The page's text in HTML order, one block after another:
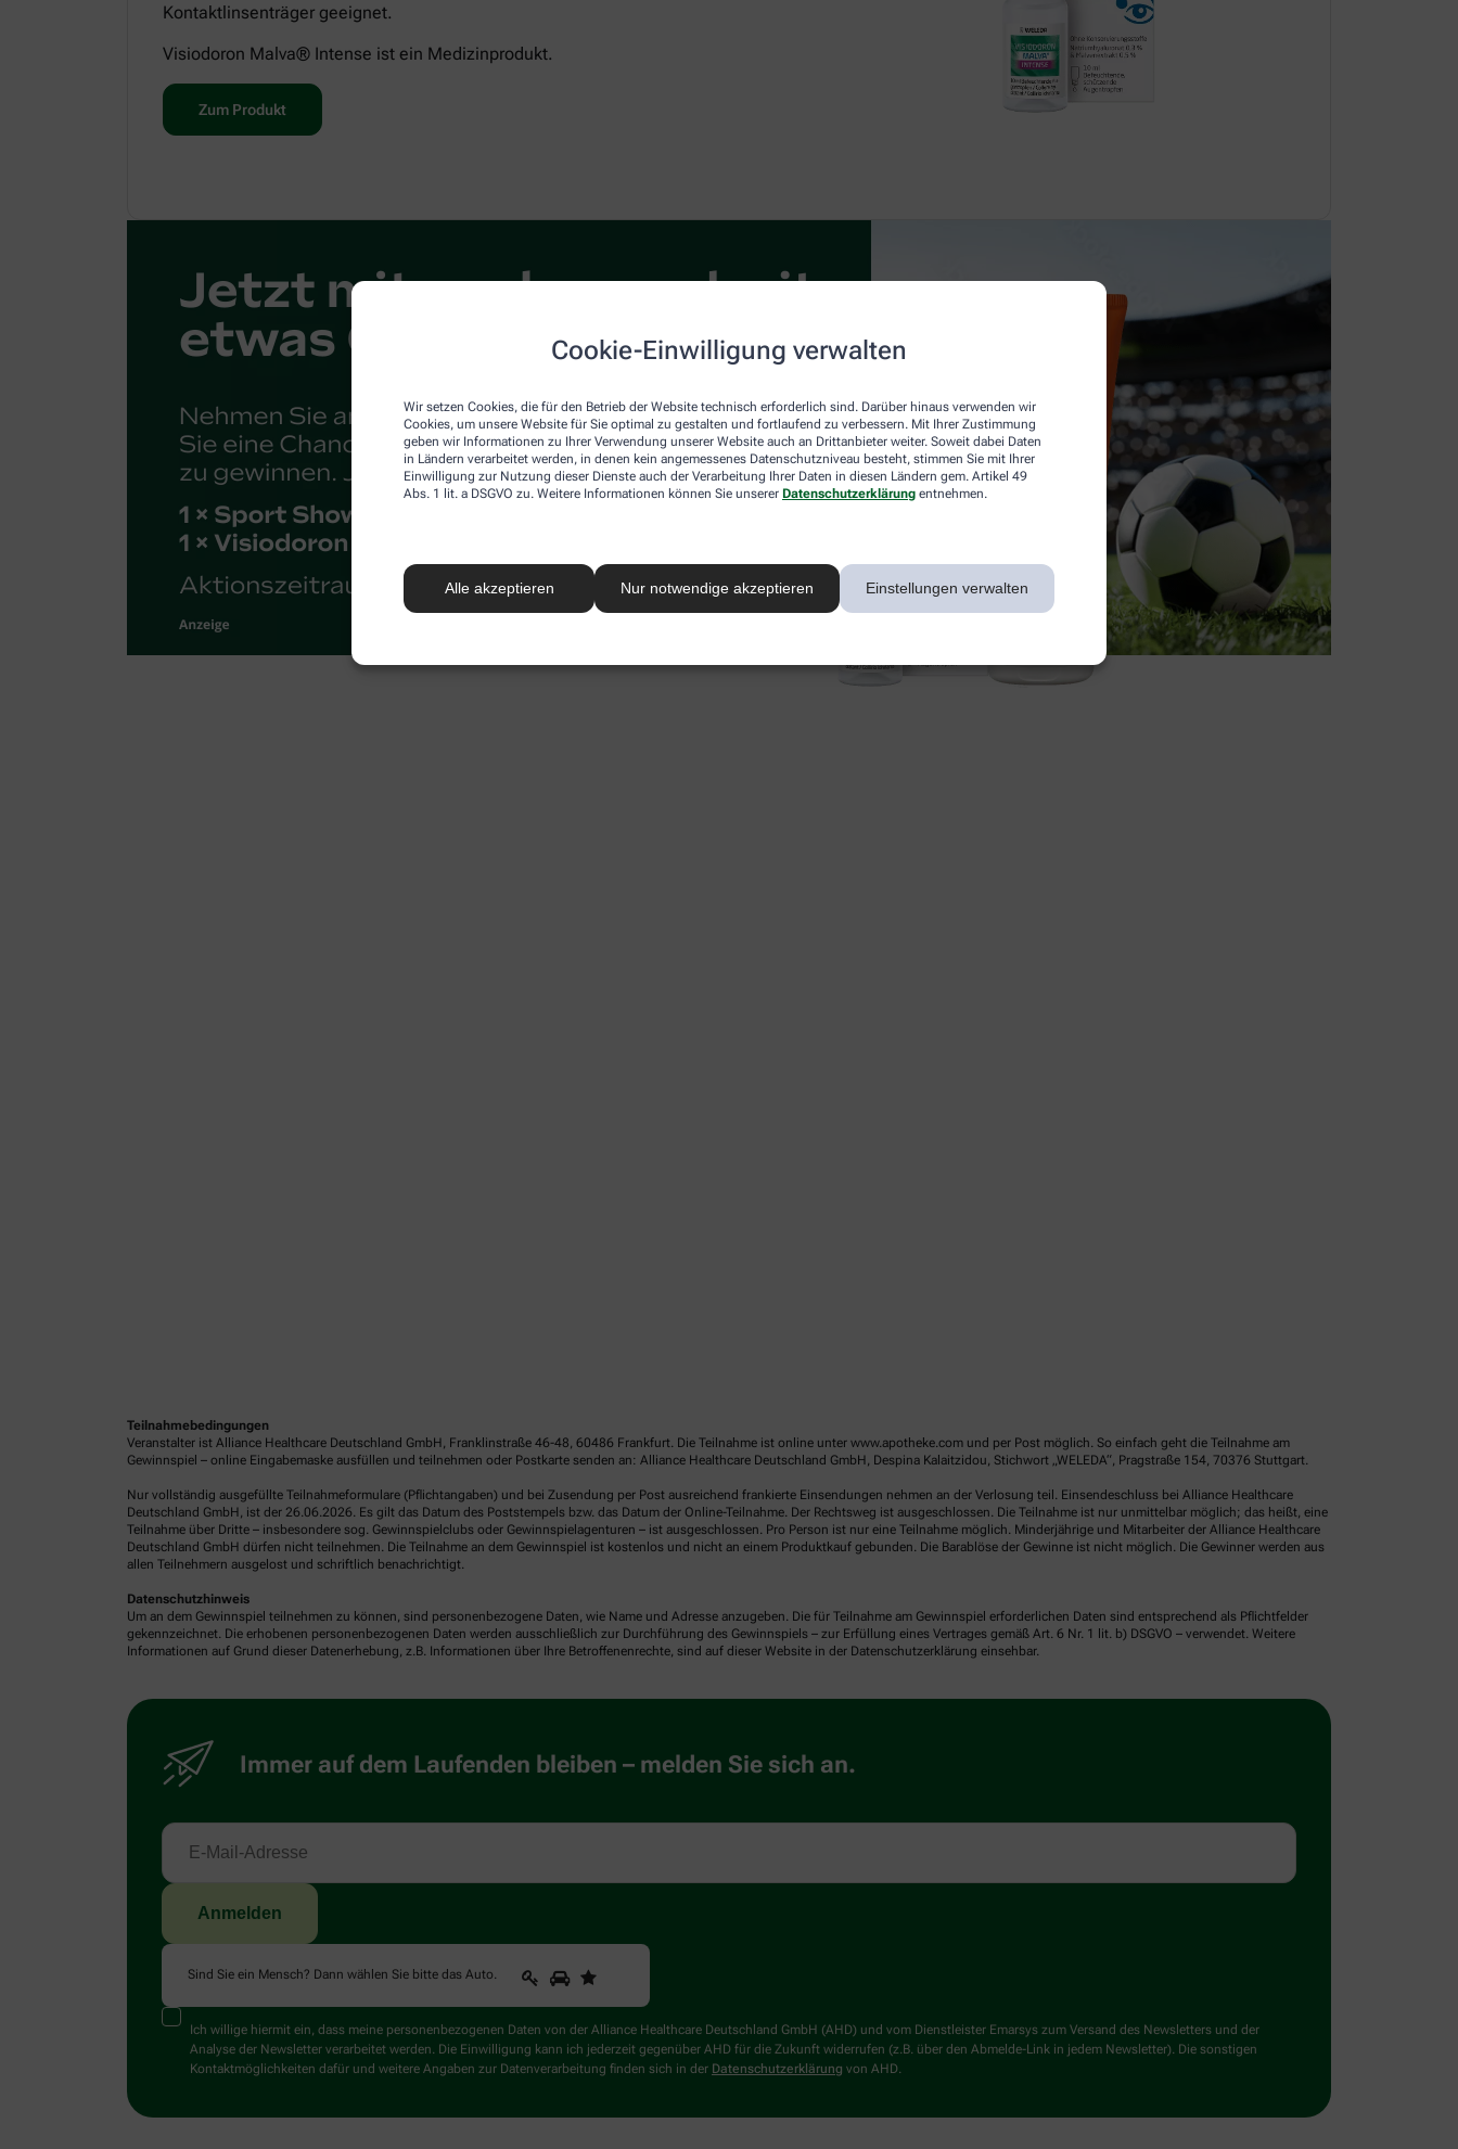
Cookie-Einwilligung verwalten
Wir setzen Cookies, die für den Betrieb der Website technisch erforderlich sind. Darüber hinaus verwenden wir
Cookies, um unsere Website für Sie optimal zu gestalten und fortlaufend zu verbessern. Mit Ihrer Zustimmung
geben wir Informationen zu Ihrer Verwendung unserer Website auch an Drittanbieter weiter. Soweit dabei Daten
in Ländern verarbeitet werden, in denen kein angemessenes Datenschutzniveau besteht, stimmen Sie mit Ihrer
Einwilligung zur Nutzung dieser Dienste auch der Verarbeitung Ihrer Daten in diesen Ländern gem. Artikel 49
Abs. 1 lit. a DSGVO zu. Weitere Informationen können Sie unserer Datenschutzerklärung entnehmen.
Alle akzeptieren Nur notwendige akzeptieren Einstellungen verwalten
Kontaktlinsenträger geeignet.
Visiodoron Malva® Intense ist ein Medizinprodukt.
Zum Produkt
Teilnahmebedingungen
Veranstalter ist Alliance Healthcare Deutschland GmbH, Franklinstraße 46-48, 60486 Frankfurt. Die Teilnahme ist online unter www.apotheke.com und per Post möglich. So einfach geht die Teilnahme am
Gewinnspiel – online Eingabemaske ausfüllen und teilnehmen oder Postkarte senden an: Alliance Healthcare Deutschland GmbH, Despina Kalaitzidou, Stichwort „WELEDA“, Pragstraße 154, 70376 Stuttgart.
Nur vollständig ausgefüllte Teilnahmeformulare (Pflichtangaben) und bei Zusendung per Post ausreichend frankierte Einsendungen nehmen an der Verlosung teil. Einsendeschluss bei Alliance Healthcare
Deutschland GmbH, ist der 26.06.2026. Es gilt das Datum des Poststempels bzw. das Datum der Online-Teilnahme. Der Rechtsweg ist ausgeschlossen. Die Teilnahme ist nur unmittelbar möglich; das heißt, eine
Teilnahme über Dritte – insbesondere sog. Gewinnspielclubs oder Gewinnspielagenturen – ist ausgeschlossen. Pro Person ist nur eine Teilnahme möglich. Minderjährige und Mitarbeiter der Alliance Healthcare
Deutschland GmbH dürfen nicht teilnehmen. Die Teilnahme an dem Gewinnspiel ist kostenlos und nicht an einem Produktkauf gebunden. Die Barablöse der Gewinne ist nicht möglich. Die Gewinner werden aus
allen Teilnehmern ausgelost und schriftlich benachrichtigt.
Datenschutzhinweis
Um an dem Gewinnspiel teilnehmen zu können, sind personenbezogene Daten, wie Name und Adresse anzugeben. Die für Teilnahme am Gewinnspiel erforderlichen Daten sind entsprechend als Pflichtfelder
gekennzeichnet. Die erhobenen personenbezogenen Daten werden ausschließlich zur Durchführung des Gewinnspiels – zur Erfüllung eines Vertrages gemäß Art. 6 Nr. 1 lit. b) DSGVO – verwendet. Weitere
Informationen auf Grund dieser Datenerhebung, z.B. Informationen über Ihre Betroffenenrechte, sind auf dieser Website in der Datenschutzerklärung einsehbar.
Immer auf dem Laufenden bleiben – melden Sie sich an.
Sind Sie ein Mensch? Dann wählen Sie bitte das Auto.
Sind
Sie
ein
Mensch?
Dann
wählen
1 2
Ich willige hiermit ein, dass meine personenbezogenen Daten von der Alliance Healthcare Deutschland GmbH (AHD) und vom Dienstleister Emarsys zum Versand des Newsletters und der
Analyse der Newsletter verarbeitet werden. Die Einwilligung kann ich jederzeit gegenüber AHD für die Zukunft widerrufen (z.B. über den Abmelde-Link in jedem Newsletter). Die sonstigen
Kontaktmöglichkeiten dafür und weitere Angaben zur Datenverarbeitung finden sich in der Datenschutzerklärung von AHD.